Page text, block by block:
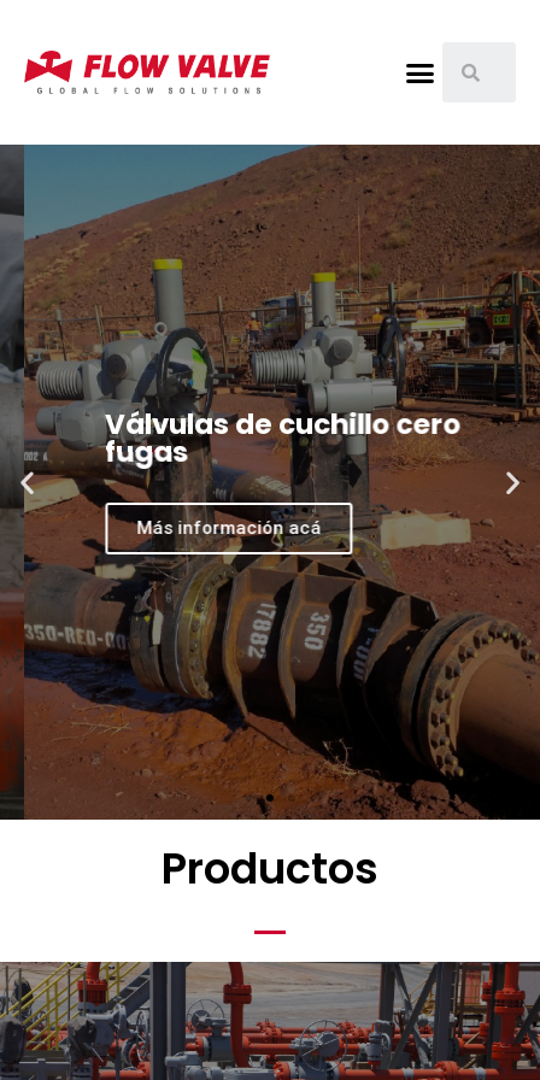
Válvulas de cuchillo cero
fugas
Más información acá
Productos